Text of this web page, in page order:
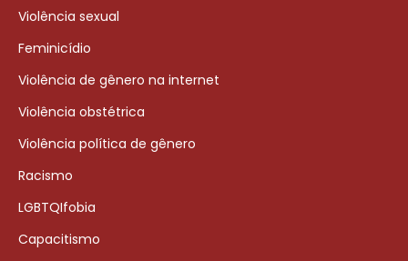
Violência sexual
Feminicídio
Violência de gênero na internet
Violência obstétrica
Violência política de gênero
Racismo
LGBTQIfobia
Capacitismo